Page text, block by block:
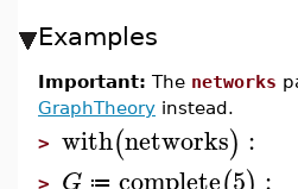
Examples
Important: The networks
GraphTheory instead.
> with(networks) :
> ≔